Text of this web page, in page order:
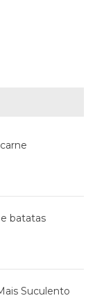
batatas
Suculento